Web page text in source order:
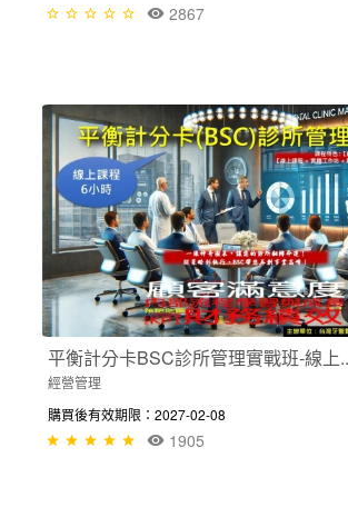
2867
平衡計分卡BSC診所管理實戰班-線上
經營管理
購買後有效期限：2027-02-08
1905